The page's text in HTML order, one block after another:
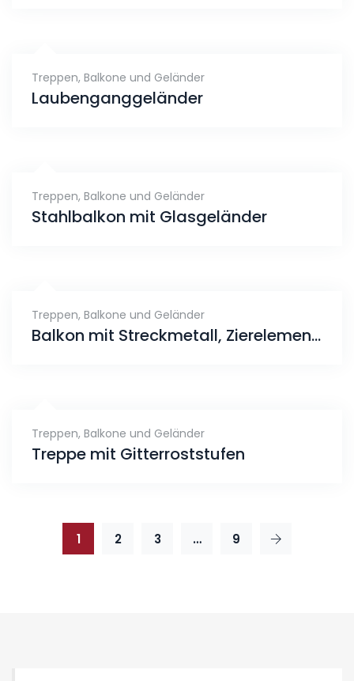
Treppen, Balkone und Geländer
Laubenganggeländer
Treppen, Balkone und Geländer
Stahlbalkon mit Glasgeländer
Treppen, Balkone und Geländer
Balkon mit Streckmetall, Zierelement Geländer
Treppen, Balkone und Geländer
Treppe mit Gitterroststufen
1 2 3 … 9